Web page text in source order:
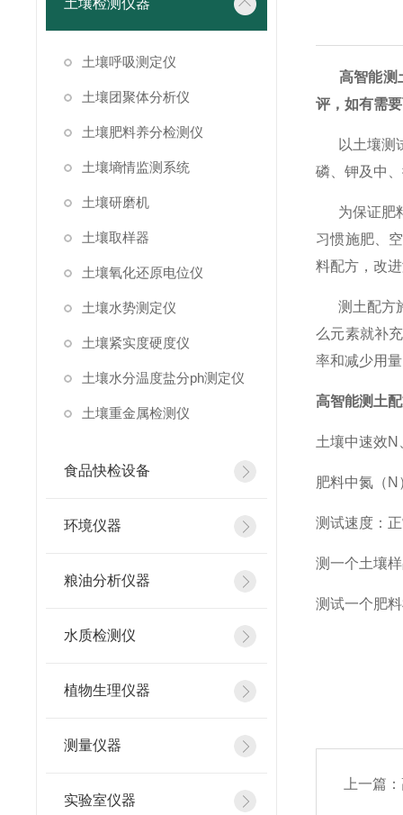
土壤检测仪器
土壤呼吸测定仪
土壤团聚体分析仪
土壤肥料养分检测仪
土壤墒情监测系统
土壤研磨机
土壤取样器
土壤氧化还原电位仪
土壤水势测定仪
土壤紧实度硬度仪
土壤水分温度盐分ph测定仪
土壤重金属检测仪
食品快检设备
环境仪器
粮油分析仪器
水质检测仪
植物生理仪器
测量仪器
实验室仪器
高智能测土
评，如有需
以土壤测试
磷、钾及中
为保证肥料
习惯施肥、
料配方，改
测土配方施
么元素就补
率和减少用
高智能测土
土壤中速效
肥料中氮（
测试速度：
测一个土壤
测试一个肥
上一篇：